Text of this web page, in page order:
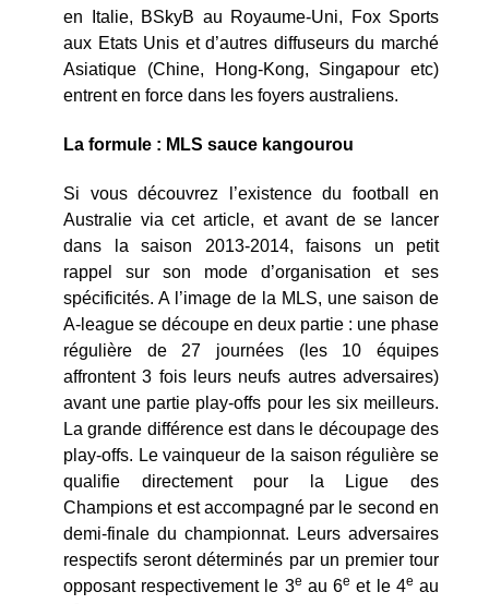
en Italie, BSkyB au Royaume-Uni, Fox Sports
aux Etats Unis et d’autres diffuseurs du marché
Asiatique (Chine, Hong-Kong, Singapour etc)
entrent en force dans les foyers australiens.
La formule : MLS sauce kangourou
Si vous découvrez l’existence du football en
Australie via cet article, et avant de se lancer
dans la saison 2013-2014, faisons un petit
rappel sur son mode d’organisation et ses
spécificités. A l’image de la MLS, une saison de
A-league se découpe en deux partie : une phase
régulière de 27 journées (les 10 équipes
affrontent 3 fois leurs neufs autres adversaires)
avant une partie play-offs pour les six meilleurs.
La grande différence est dans le découpage des
play-offs. Le vainqueur de la saison régulière se
qualifie directement pour la Ligue des
Champions et est accompagné par le second en
demi-finale du championnat. Leurs adversaires
respectifs seront déterminés par un premier tour
opposant respectivement le 3e au 6e et le 4e au